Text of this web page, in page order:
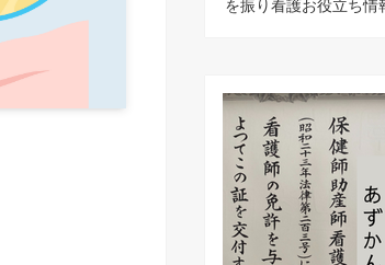
を振り看護お役立ち情